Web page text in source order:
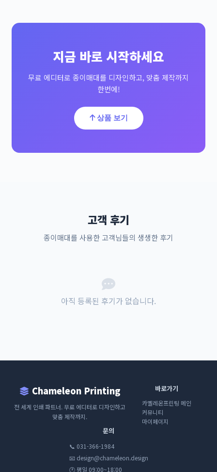
지금 바로 시작하세요
무료 에디터로 종이매대를 디자인하고, 맞춤 제작까지
한번에!
상품 보기
고객 후기
종이매대를 사용한 고객님들의 생생한 후기
아직 등록된 후기가 없습니다.
Chameleon Printing
전 세계 인쇄 파트너. 무료 에디터로 디자인하고
맞춤 제작까지.
바로가기
카멜레온프린팅 메인
커뮤니티
마이페이지
문의
📞 031-366-1984
📧 design@chameleon.design
🕐 평일 09:00~18:00